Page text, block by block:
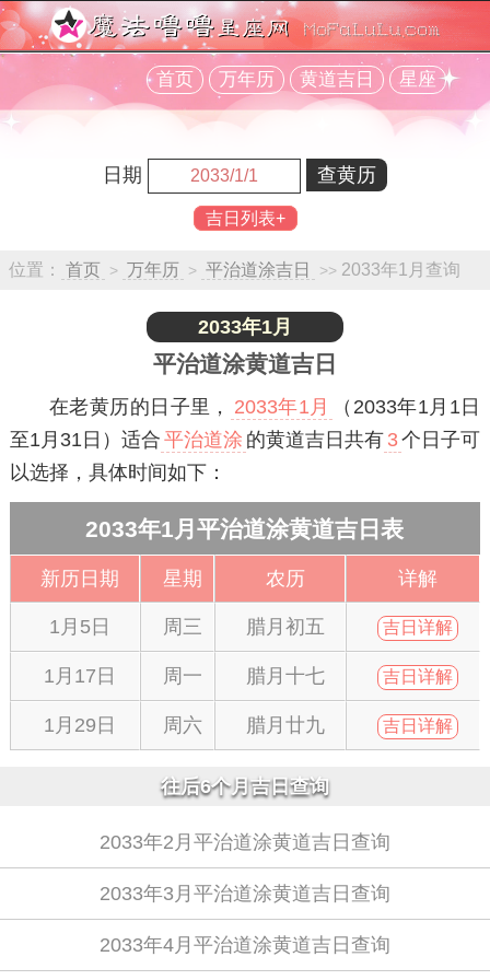
首页 万年历 黄道吉日 星座
日期
吉日列表+
位置： 首页 > 万年历 > 平治道涂吉日 >> 2033年1月查询
2033年1月
平治道涂黄道吉日
在老黄历的日子里， 2033年1月
（2033年1月1日
至1月31日）适合 平治道涂 的黄道吉日共有 3个日子可
以选择，具体时间如下：
2033年1月平治道涂黄道吉日表
新历日期 星期 农历 详解
1月5日 周三 腊月初五 吉日详解
1月17日 周一 腊月十七 吉日详解
1月29日 周六 腊月廿九 吉日详解
往后6个月吉日查询
2033年2月平治道涂黄道吉日查询
2033年3月平治道涂黄道吉日查询
2033年4月平治道涂黄道吉日查询